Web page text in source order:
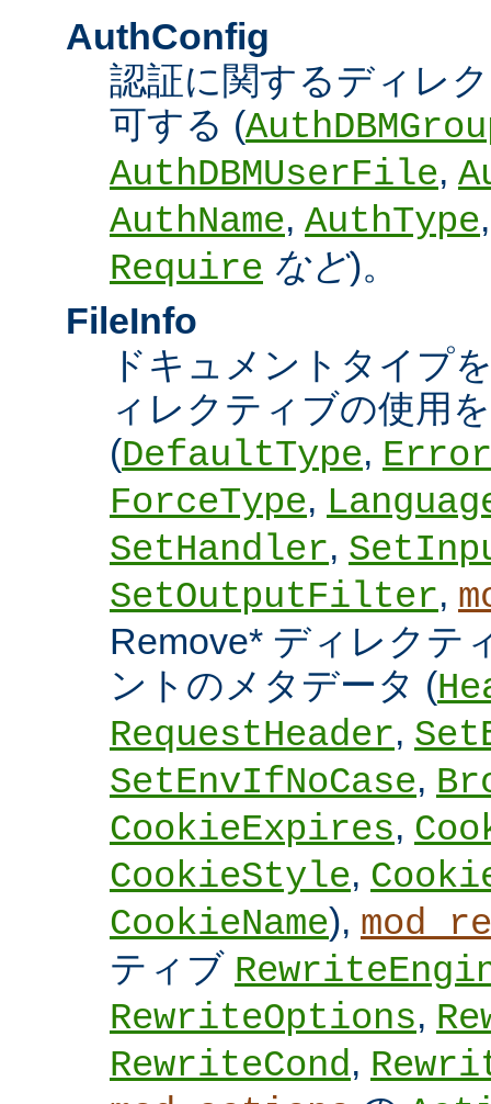
AuthConfig
認証に関するディレ
可する (
AuthDBMUserFile,
AuthName, AuthType
Require など)。
FileInfo
ドキュメントタイプ
ィレクティブの使用
(DefaultType,
ForceType,
SetHandler,
SetOutputFilter,
Remove* ディレクテ
ントのメタデータ (
RequestHeader,
SetEnvIfNoCase,
CookieExpires,
CookieStyle,
CookieName),
ティブ
RewriteOptions,
RewriteCond,